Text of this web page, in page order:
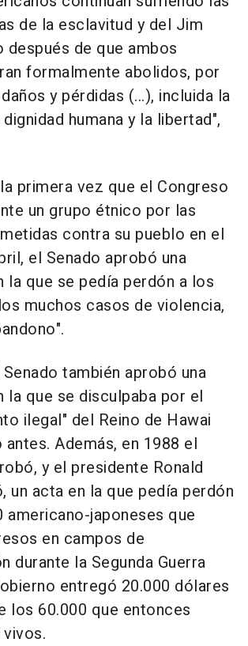
de la esclavitud y del Jim
después de que ambos
formalmente abolidos, por
y pérdidas (...), incluida la
humana y la libertad",
primera vez que el Congreso
un grupo étnico por las
contra su pueblo en el
el Senado aprobó una
la que se pedía perdón a los
muchos casos de violencia,
también aprobó una
la que se disculpaba por el
ilegal" del Reino de Hawai
Además, en 1988 el
y el presidente Ronald
un acta en la que pedía perdón
americano-japoneses que
en campos de
durante la Segunda Guerra
entregó 20.000 dólares
los 60.000 que entonces